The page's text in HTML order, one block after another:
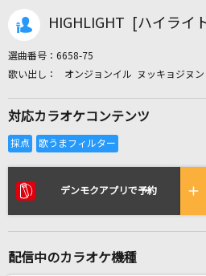
カラオケ店舗
リアルタイムで歌われ
HIGHLIGHT [ハイライ
選曲番号： 6658-75
オンジョンイル ヌッキョジヌ
対応カラオケコンテンツ
デンモクアプリで予約
配信中のカラオケ機種